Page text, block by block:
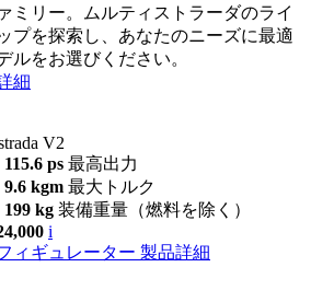
ミリー。ムルティストラーダのライ
プを探索し、あなたのニーズに最適
ルをお選びください。
細
V2
115.6 ps 最高出力
9.6 kgm 最大トルク
199 kg 装備重量（燃料を除く）
i
ィギュレーター 製品詳細